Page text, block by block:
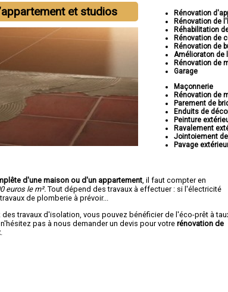
et studios
Rénovation
Rénovation de
Réhabilitation
Rénovation de
Rénovation de
Amélioraton de
Rénovation de
Garage
Maçonnerie
Rénovation de
Parement de
Enduits de
Peinture
Ravalement
Jointoiement
Pavage
d'une maison ou d'un appartement , il faut compter en
euros le m². Tout dépend des travaux à effectuer : si l'électricité
de plomberie à prévoir...
des travaux d'isolation, vous pouvez bénéficier de l'éco-prêt à
pas à nous demander un devis pour votre rénovation de